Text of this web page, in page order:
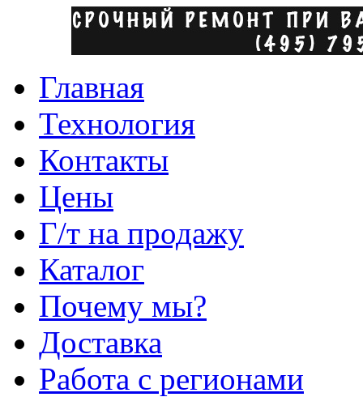
Главная
Технология
Контакты
Цены
Г/т на продажу
Каталог
Почему мы?
Доставка
Работа с регионами